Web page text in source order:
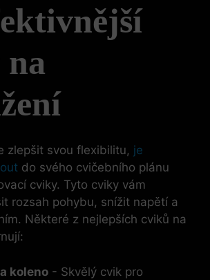
zlepšit ​svou flexibilitu, je
do svého‌ cvičebního plánu
cviky. Tyto⁤ cviky vám
rozsah ‌pohybu, snížit napětí a
‍Některé z nejlepších cviků na
koleno ‌- Skvělý⁣ cvik ⁢pro